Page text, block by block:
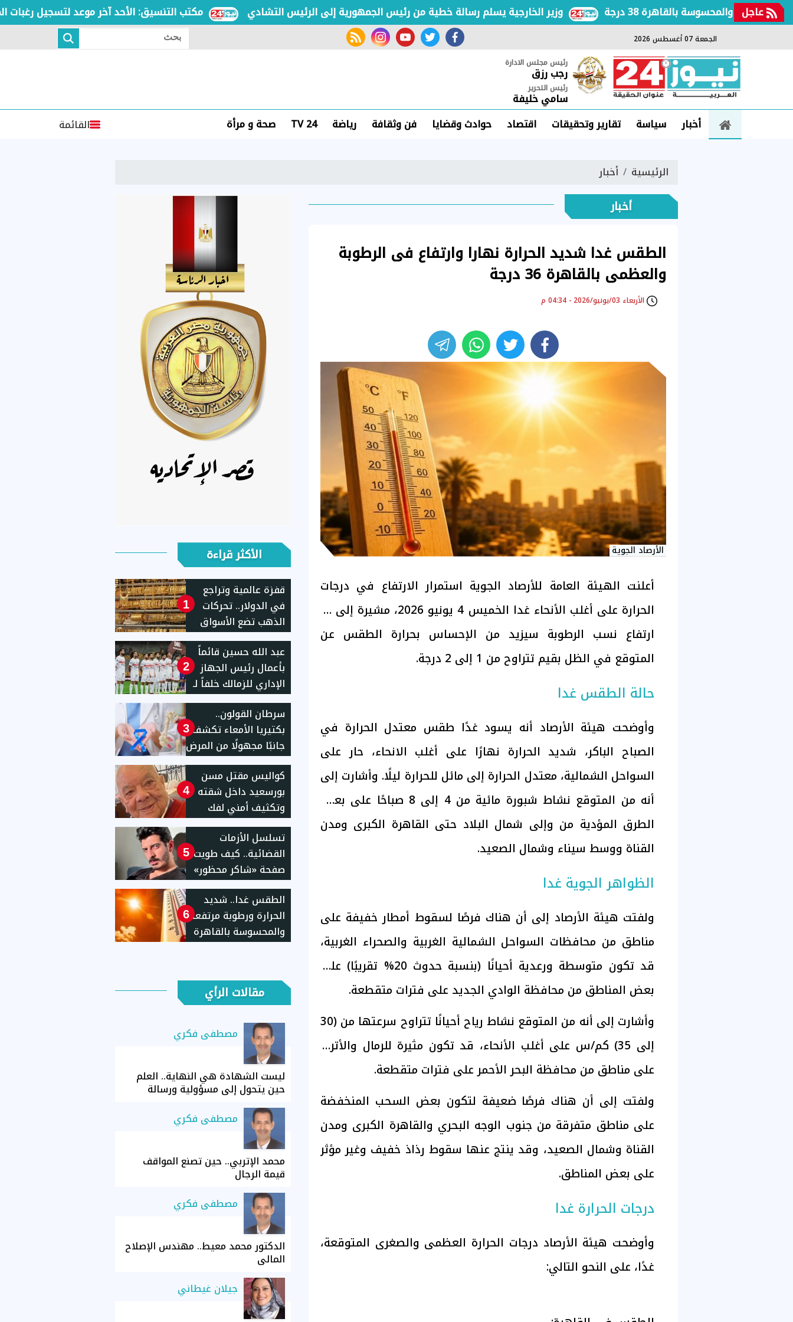
عاجل مكتب التنسيق: الأحد آخر موعد لتسجيل رغبات المرحلة وزير الخارجية يسلم رسالة خطية من رئيس الجمهورية إلى الرئيس التشادي والمحسوسة بالقاهرة 38 درجة
الجمعة 07 أغسطس 2026 facebook
twitter
youtube
instagram
rss feed
بحث
رئيس مجلس الادارة
رجب رزق
رئيس التحرير
سامي خليفة
أخبار
سياسة تقارير وتحقيقات اقتصاد حوادث وقضايا فن وثقافة رياضة TV 24 صحة و مرأة القائمة
الرئيسية أخبار
أخبار
الطقس غدا شديد الحرارة نهارا وارتفاع فى الرطوبة
والعظمى بالقاهرة 36 درجة
الأربعاء 03/يونيو/2026 - 04:34 م
الأرصاد الجوية
أعلنت الهيئة العامة للأرصاد الجوية استمرار الارتفاع في درجات
الحرارة على أغلب الأنحاء غدا الخميس 4 يونيو 2026، مشيرة إلى أن
ارتفاع نسب الرطوبة سيزيد من الإحساس بحرارة الطقس عن
المتوقع في الظل بقيم تتراوح من 1 إلى 2 درجة.
حالة الطقس غدا
وأوضحت هيئة الأرصاد أنه يسود غدًا طقس معتدل الحرارة في
الصباح الباكر، شديد الحرارة نهارًا على أغلب الانحاء، حار على
السواحل الشمالية، معتدل الحرارة إلى مائل للحرارة ليلًا. وأشارت إلى
أنه من المتوقع نشاط شبورة مائية من 4 إلى 8 صباحًا على بعض
الطرق المؤدية من وإلى شمال البلاد حتى القاهرة الكبرى ومدن
القناة ووسط سيناء وشمال الصعيد.
الظواهر الجوية غدا
ولفتت هيئة الأرصاد إلى أن هناك فرصًا لسقوط أمطار خفيفة على
مناطق من محافظات السواحل الشمالية الغربية والصحراء الغربية،
قد تكون متوسطة ورعدية أحيانًا (بنسبة حدوث 20% تقريبًا) على
بعض المناطق من محافظة الوادي الجديد على فترات متقطعة.
وأشارت إلى أنه من المتوقع نشاط رياح أحيانًا تتراوح سرعتها من (30
إلى 35) كم/س على أغلب الأنحاء، قد تكون مثيرة للرمال والأتربة
على مناطق من محافظة البحر الأحمر على فترات متقطعة.
ولفتت إلى أن هناك فرصًا ضعيفة لتكون بعض السحب المنخفضة
على مناطق متفرقة من جنوب الوجه البحري والقاهرة الكبرى ومدن
القناة وشمال الصعيد، وقد ينتج عنها سقوط رذاذ خفيف وغير مؤثر
على بعض المناطق.
درجات الحرارة غدا
وأوضحت هيئة الأرصاد درجات الحرارة العظمى والصغرى المتوقعة،
غدًا، على النحو التالي:
الأكثر قراءة
1
قفزة عالمية وتراجع
في الدولار.. تحركات
الذهب تضع الأسواق
المصرية تحت المجهر
2
عبد الله حسين قائماً
بأعمال رئيس الجهاز
الإداري للزمالك خلفاً لـ
"تيتو"
3
سرطان القولون..
بكتيريا الأمعاء تكشف
جانبًا مجهولًا من المرض
4
كواليس مقتل مسن
بورسعيد داخل شقته
وتكثيف أمني لفك
اللغز
5
تسلسل الأزمات
القضائية.. كيف طويت
صفحة «شاكر محظور»
بعد تنفيذ العقوبة؟
6
الطقس غدا.. شديد
الحرارة ورطوبة مرتفعة
والمحسوسة بالقاهرة
38 درجة
مقالات الرأي
مصطفى فكري
ليست الشهادة هي النهاية.. العلم
حين يتحول إلى مسؤولية ورسالة
مصطفى فكري
محمد الإتربي.. حين تصنع المواقف
قيمة الرجال
مصطفى فكري
الدكتور محمد معيط.. مهندس الإصلاح
المالي
جيلان غيطاني